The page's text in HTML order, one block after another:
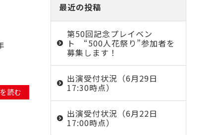
読む
最近の投稿
第50回記念プレイベン
ト “500人花祭り”参加者を
募集します！
出演受付状況（6月29日
17:30時点）
出演受付状況（6月22日
17:00時点）